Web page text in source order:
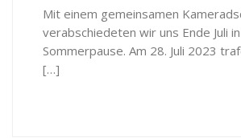
Mit einem gemeinsamen
verabschiedeten wir uns Ende Juli
Sommerpause. Am 28. Juli 2023
[…]